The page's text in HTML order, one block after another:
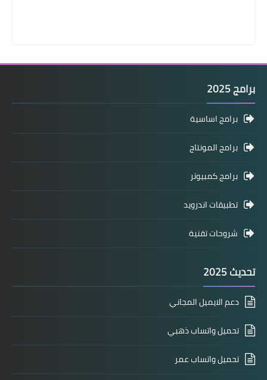
برامج 2025
برامج اساسية
برامج المونتاج
برامج كمبيوتر
تطبيقات اندرويد
شروحات تقنية
تحديث 2025
دعم الايميل المجاني
تحميل واتساب ذهبي
تحميل واتساب عمر